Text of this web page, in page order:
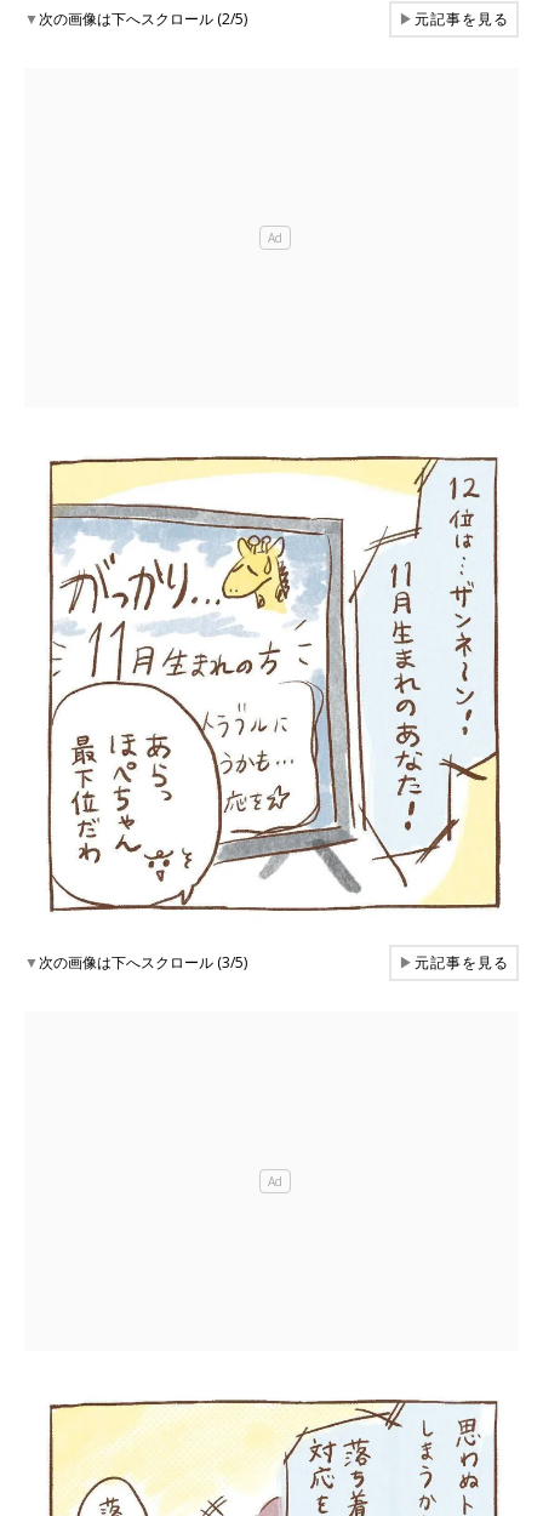
▼次の画像は下へスクロール (2/5) ▶元記事を見る
▼次の画像は下へスクロール (3/5) ▶元記事を見る